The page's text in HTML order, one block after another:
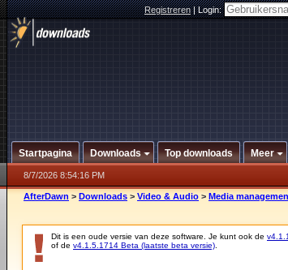
Registreren|Login:
Startpagina Downloads Top downloads Meer
8/7/2026 8:54:16 PM
AfterDawn > Downloads > Video & Audio > Media
Dit is een oude versie van deze software. Je kunt ook de
of de v4.1.5.1714 Beta (laatste beta versie)